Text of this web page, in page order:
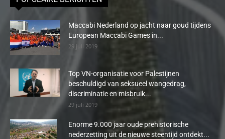
Maccabi Nederland op jacht naar goud tijdens
European Maccabi Games in...
29 juli 2019
Top VN-organisatie voor Palestijnen
beschuldigd van seksueel wangedrag,
discriminatie en misbruik...
29 juli 2019
Enorme 9.000 jaar oude prehistorische
nederzetting uit de nieuwe steentijd ontdekt...